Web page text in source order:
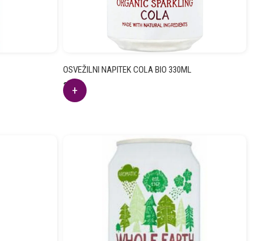
OSVEŽILNI NAPITEK COLA BIO 330ML
2.90
€